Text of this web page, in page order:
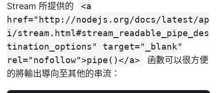
Stream 所提供的
<a
href="http://nodejs.org/docs/latest/ap
i/stream.html#stream_readable_pipe_des
tination_options" target="_blank"
rel="nofollow">pipe()</a>
函數可以很方便
的將輸出導向至其他的串流：